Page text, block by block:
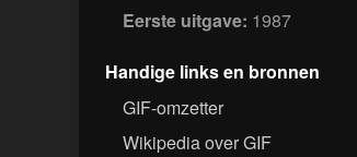
Eerste uitgave: 1987
Handige links en bronnen
GIF-omzetter
Wikipedia over GIF